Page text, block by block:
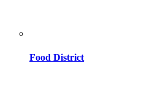
Food District